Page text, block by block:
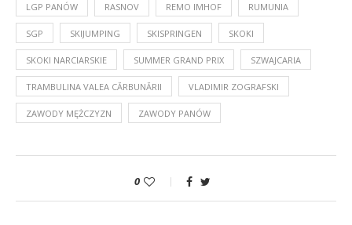
LGP PANÓW RASNOV REMO IMHOF RUMUNIA
SGP SKIJUMPING SKISPRINGEN SKOKI
SKOKI NARCIARSKIE SUMMER GRAND PRIX SZWAJCARIA
TRAMBULINA VALEA CĂRBUNĂRII VLADIMIR ZOGRAFSKI
ZAWODY MĘŻCZYZN ZAWODY PANÓW
0